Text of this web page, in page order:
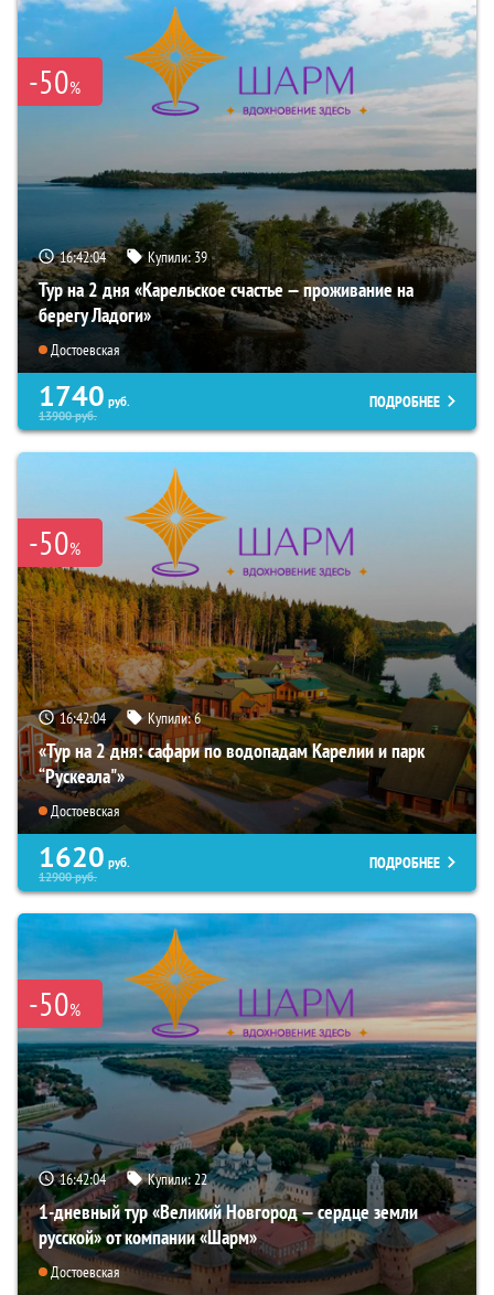
-50%
16:42:03 Купили:39
Тур на 2 дня «Карельское счастье — проживание на
берегу Ладоги»
Достоевская
1740 руб.
13900руб.
ПОДРОБНЕЕ
-50%
16:42:03 Купили:6
«Тур на 2 дня: сафари по водопадам Карелии и парк
“Рускеала"»
Достоевская
1620 руб.
12900руб.
ПОДРОБНЕЕ
-50%
16:42:03 Купили:22
1-дневный тур «Великий Новгород — сердце земли
русской» от компании «Шарм»
Достоевская